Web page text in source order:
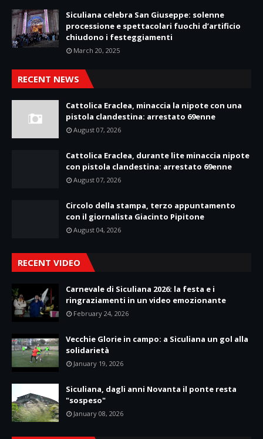
Siculiana celebra San Giuseppe: solenne
processione e spettacolari fuochi d’artificio
chiudono i festeggiamenti
March 20, 2025
RECENT NEWS
Cattolica Eraclea, minaccia la nipote con una
pistola clandestina: arrestato 69enne
August 07, 2026
Cattolica Eraclea, durante lite minaccia nipote
con pistola clandestina: arrestato 69enne
August 07, 2026
Circolo della stampa, terzo appuntamento
con il giornalista Giacinto Pipitone
August 04, 2026
RECENT VIDEO
Carnevale di Siculiana 2026: la festa e i
ringraziamenti in un video emozionante
February 24, 2026
Vecchie Glorie in campo: a Siculiana un gol alla
solidarietà
January 19, 2026
Siculiana, dagli anni Novanta il ponte resta
"sospeso"
January 08, 2026